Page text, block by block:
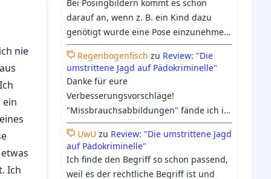
nie
ein
Ich
"Kinderpornographie", geht es längst
nicht mehr nur ums "erregen sollen",
sondern darum, ob es einen Pädophilen
irgendwie erregen könnte, was auch
zunehmend harmloses Material oder
medizinische Abbildungen einschließt.
Bei Posingbildern kommt es schon
darauf an, wenn z. B. ein Kind dazu
genötigt wurde eine Pose einzunehmen
dann bildet es schon eine Form von
Missbrauch ab. Ich denke das immer
mehr bei "Kinderpornografie"
mittlerweile auch an Fiktion glauben
was wir insb. der KI und den
Berichterstattungen dazu zu verdanken
haben.
Regenbogenfisch zu Review: "Die
umstrittene Jagd auf Pädokriminelle"
Danke für eure
Verbesserungsvorschläge!
"Missbrauchsabbildungen" fände ich in
dem Zusammenhang tatsächlich nicht
passender, da es sich dabei nicht um
ein Synonym für Kinderpornografie,
sondern nur um eine Unterkategorie
UwU zu Review: "Die umstrittene Jagd
auf Pädokriminelle"
Ich finde den Begriff so schon passend,
weil es der rechtliche Begriff ist und